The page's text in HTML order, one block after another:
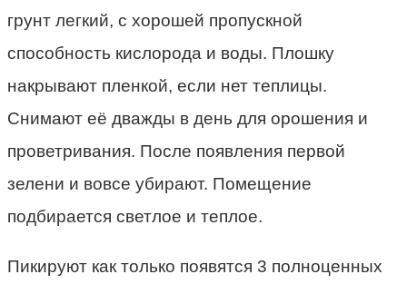
грунт легкий, с хорошей пропускной
способность кислорода и воды. Плошку
накрывают пленкой, если нет теплицы.
Снимают её дважды в день для орошения и
проветривания. После появления первой
зелени и вовсе убирают. Помещение
подбирается светлое и теплое.
Пикируют как только появятся 3 полноценных